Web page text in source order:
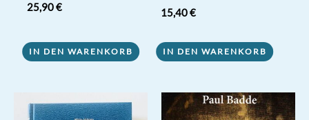
Bewertet mit
5.00
25,90€
IN DEN WARENKORB
15,40€
IN DEN WARENKORB